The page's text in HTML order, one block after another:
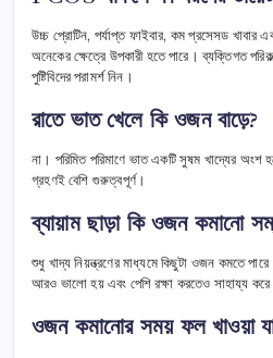
উচ্চ প্রোটিন, পর্যাপ্ত ফাইবার, কম প্রসেসড খাবার
অনেকের ক্ষেত্রে উপকারী হতে পারে। ব্যক্তিগত
পুষ্টিবিদের পরামর্শ নিন।
রাতে ভাত খেলে কি ওজন বাড়ে?
না। পরিমিত পরিমাণে ভাত একটি সুষম খাদ্যের অংশ
গ্রহণই বেশি গুরুত্বপূর্ণ।
ব্যায়াম ছাড়া কি ওজন কমানো
শুধু খাদ্য নিয়ন্ত্রণের মাধ্যমে কিছুটা ওজন কমতে
আরও ভালো হয় এবং পেশি রক্ষা করতেও সাহায্য
ওজন কমানোর সময় ফল খাওয়া